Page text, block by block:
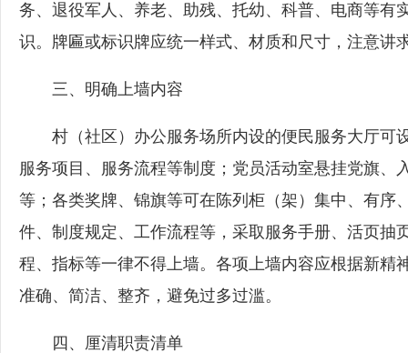
务、退役军人、养老、助残、托幼、科普、电商等有
识。牌匾或标识牌应统一样式、材质和尺寸，注意讲
三、明确上墙内容
村（社区）办公服务场所内设的便民服务大厅可
服务项目、服务流程等制度；党员活动室悬挂党旗、
等；各类奖牌、锦旗等可在陈列柜（架）集中、有序
件、制度规定、工作流程等，采取服务手册、活页抽
程、指标等一律不得上墙。各项上墙内容应根据新精
准确、简洁、整齐，避免过多过滥。
四、厘清职责清单